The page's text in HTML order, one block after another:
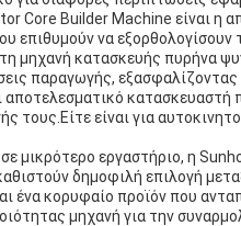
Core Builder Machine είναι η
επιθυμούν να
μηχανή κατασκευής πυρήνα
παραγωγής,
αποτελεσματικό
είναι για
μικρότερο εργαστήριο, η
δημοφιλή επιλογή
ένα κορυφαίο προϊόν που
μηχανή για την